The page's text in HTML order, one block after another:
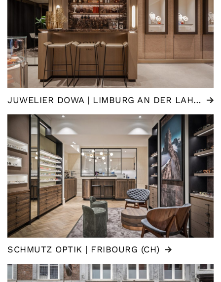
JUWELIER DOWA | LIMBURG AN DER LAHN (DE)
SCHMUTZ OPTIK | FRIBOURG (CH)